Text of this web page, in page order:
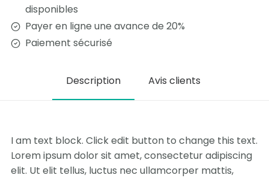
disponibles
Payer en ligne une avance de 20%
Paiement sécurisé
Description Avis clients
I am text block. Click edit button to change this text.
Lorem ipsum dolor sit amet, consectetur adipiscing
elit. Ut elit tellus, luctus nec ullamcorper mattis,